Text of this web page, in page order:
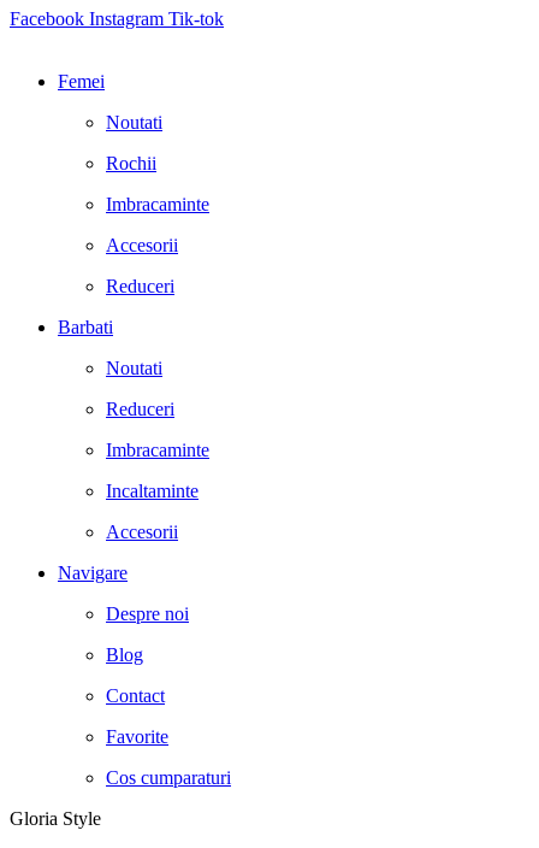
Facebook Instagram Tik-tok
Femei
Noutati
Rochii
Imbracaminte
Accesorii
Reduceri
Barbati
Noutati
Reduceri
Imbracaminte
Incaltaminte
Accesorii
Navigare
Despre noi
Blog
Contact
Favorite
Cos cumparaturi
Gloria Style